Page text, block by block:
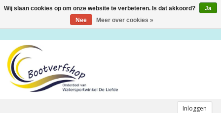
Inloggen
Toggle
Wij slaan cookies op om onze website te verbeteren. Is dat akkoord?
Ja
Nee
Meer over cookies »